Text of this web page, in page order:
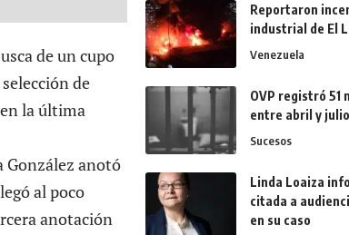
de un cupo
de
la última
González anotó
al poco
anotación
Reportaron
industrial de El
Venezuela
OVP registró 51
entre abril y
Sucesos
Linda Loaiza
citada a
en su caso